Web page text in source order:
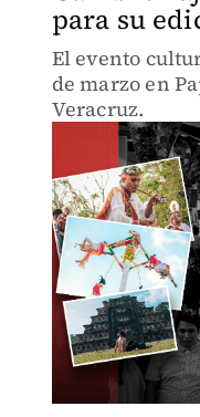
para su
El evento
de marzo en
Veracruz.